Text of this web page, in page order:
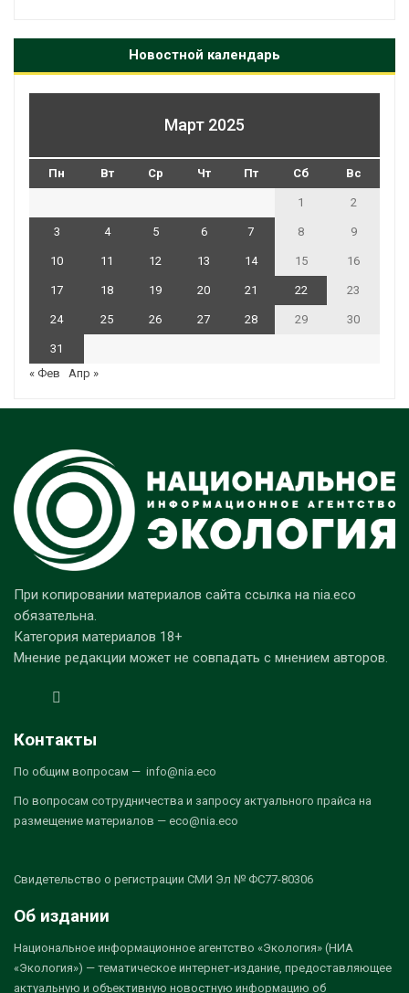
Новостной календарь
Март 2025
Пн Вт Ср Чт Пт Сб Вс
1 2
3 4 5 6 7 8 9
10 11 12 13 14 15 16
17 18 19 20 21 22 23
24 25 26 27 28 29 30
31
« Фев
Апр »
При копировании материалов сайта ссылка на nia.eco
обязательна.
Категория материалов 18+
Мнение редакции может не совпадать с мнением авторов.
Контакты
По общим вопросам — info@nia.eco
По вопросам сотрудничества и запросу актуального прайса на
размещение материалов — eco@nia.eco
Свидетельство о регистрации СМИ Эл № ФС77-80306
Об издании
Национальное информационное агентство «Экология» (НИА
«Экология») — тематическое интернет-издание, предоставляющее
актуальную и объективную новостную информацию об